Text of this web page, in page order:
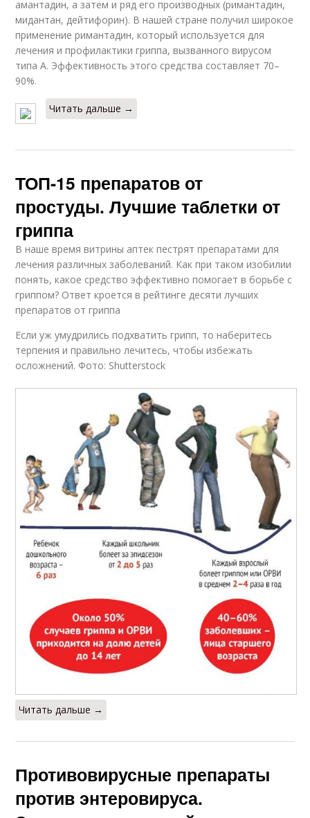
амантадин, а затем и ряд его производных (римантадин,
мидантан, дейтифорин). В нашей стране получил широкое
применение римантадин, который используется для
лечения и профилактики гриппа, вызванного вирусом
типа А. Эффективность этого средства составляет 70–
90%.
Читать дальше →
ТОП-15 препаратов от
простуды. Лучшие таблетки от
гриппа
В наше время витрины аптек пестрят препаратами для
лечения различных заболеваний. Как при таком изобилии
понять, какое средство эффективно помогает в борьбе с
гриппом? Ответ кроется в рейтинге десяти лучших
препаратов от гриппа
Если уж умудрились подхватить грипп, то наберитесь
терпения и правильно лечитесь, чтобы избежать
осложнений. Фото: Shutterstock
Читать дальше →
Противовирусные препараты
против энтеровируса.